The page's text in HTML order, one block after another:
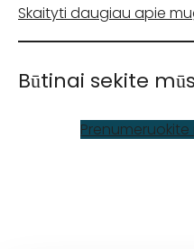
Skaityti daugiau apie
Būtinai sekite
Prenumeruokite